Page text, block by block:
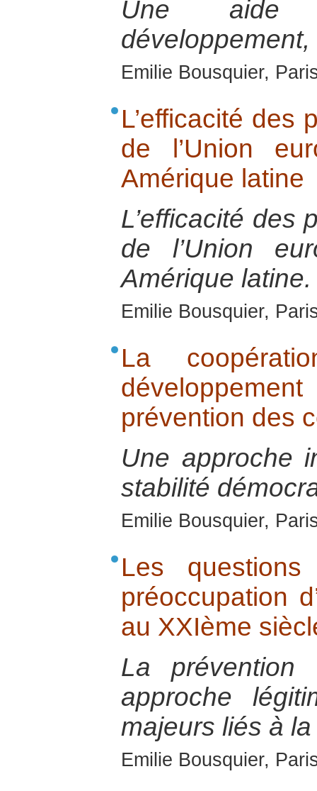
Une aide
Emilie Bousquier,
L’efficacité des
de l’Union
Amérique latine
L’efficacité des
de l’Union
Amérique latine.
Emilie Bousquier,
La
prévention des
Une approche
stabilité
Emilie Bousquier,
Les
préoccupation
au XXIème
La prévention
approche
majeurs liés à
Emilie Bousquier,